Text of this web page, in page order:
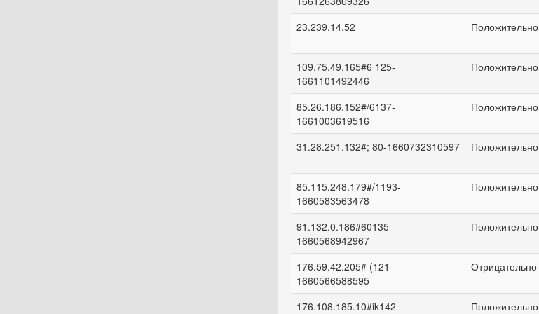
23.239.14.52
Положительно
109.75.49.165#6 125-
1661101492446
Положительно
85.26.186.152#/6137-
1661003619516
Положительно
31.28.251.132#; 80-1660732310597
Положительно
85.115.248.179#/1193-
1660583563478
Положительно
91.132.0.186#60135-
1660568942967
Положительно
176.59.42.205# (121-
1660566588595
Отрицательно
176.108.185.10#ik142-
Положительно